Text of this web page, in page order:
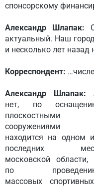
спонсорскому
Александр Шлапак:
актуальный. Наш
и несколько лет
Корреспондент:
Александр Шлапак:
нет, по
плоскостными
сооружениями
находится на одном
последних
московской области,
по
массовых